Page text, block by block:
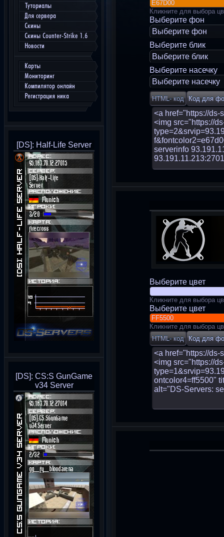
Туториалы
Для сервера
Скины
Скины Counter-Strike 1.6
Новости
Карты
Мониторинг
Компилятор онлайн
Регистрация ника
[DS]: Half-Life Server
[DS]: CS:S GunGame
v34 Server
Кликните для выбора
Выберите фон
Выберите фон
Выберите блик
Выберите блик
Выберите насечку
Выберите насечку
Выберите цвет
Кликните для выбора
Выберите цвет
Кликните для выбора